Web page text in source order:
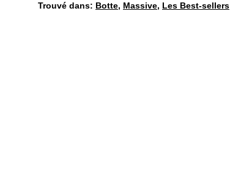
Trouvé dans: Botte, Massive, Les Best-sellers